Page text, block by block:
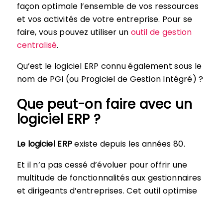
façon optimale l’ensemble de vos ressources
et vos activités de votre entreprise. Pour se
faire, vous pouvez utiliser un outil de gestion
centralisé.
Qu’est le logiciel ERP connu également sous le
nom de PGI (ou Progiciel de Gestion Intégré) ?
Que peut-on faire avec un
logiciel ERP ?
Le logiciel ERPexiste depuis les années 80.
Et il n’a pas cessé d’évoluer pour offrir une
multitude de fonctionnalités aux gestionnaires
et dirigeants d’entreprises. Cet outil optimise